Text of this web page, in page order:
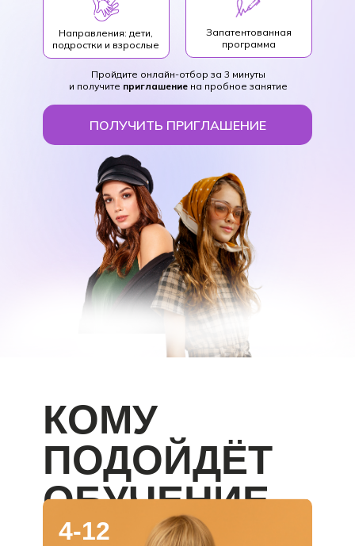
Направления: дети,
подростки и взрослые
Запатентованная
программа
ПОЛУЧИТЬ ПРИГЛАШЕНИЕ
Пройдите онлайн-отбор за 3 минуты
и получите приглашениена пробное занятие
КОМУ
ПОДОЙДЁТ
ОБУЧЕНИЕ
4-12